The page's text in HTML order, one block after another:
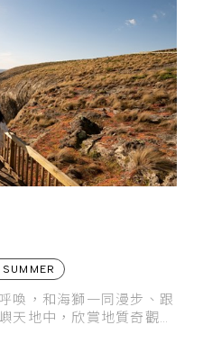
喚，和海獅一同漫步、跟
天地中，欣賞地質奇觀，